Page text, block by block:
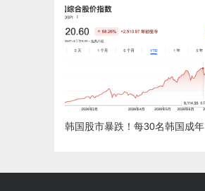
来三天注意防暑
韩国股市暴跌！每30名韩国成年
飙至10%